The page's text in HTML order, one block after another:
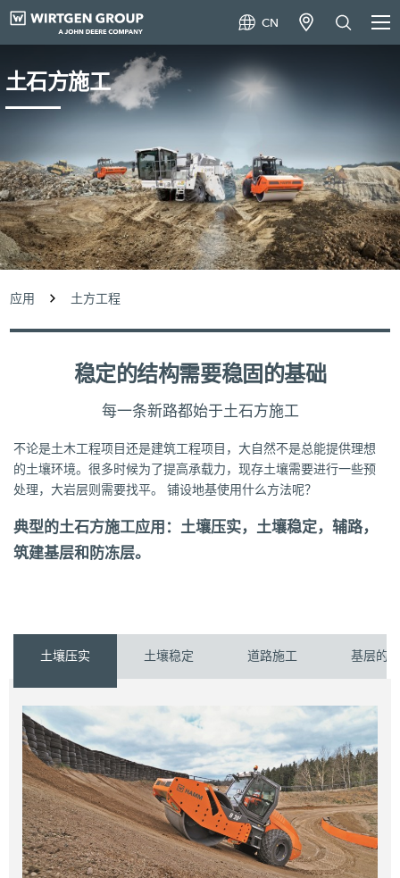
CN
土石方施工
应用 土方工程
稳定的结构需要稳固的基础
每一条新路都始于土石方施工
不论是土木工程项目还是建筑工程项目，大自然不是总能提供理想
的土壤环境。很多时候为了提高承载力，现存土壤需要进行一些预
处理，大岩层则需要找平。 铺设地基使用什么方法呢？
典型的土石方施工应用：土壤压实，土壤稳定，辅路，
筑建基层和防冻层。
土壤压实 土壤稳定 道路施工 基层的